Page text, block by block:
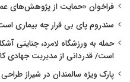
فراخوان «حمایت از پژوهش‌های
سندروم پای بی قرار چه بیماری
حمله به ورزشگاه لامرد، جنایتی
است/ قدردانی از مدیریت جهادی
پارک ویژه سالمندان در شیراز